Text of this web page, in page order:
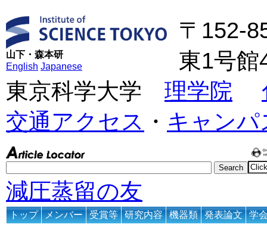
山下・森本研
English Japanese
〒152-
東1号館
東京科学大学 理学院
交通アクセス ・ キャン
減圧蒸留の友
トップ メンバー 受賞等 研究内容 機器類 発表論文 学